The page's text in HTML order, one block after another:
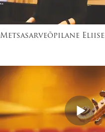
Metsasarveõpilane Eliise